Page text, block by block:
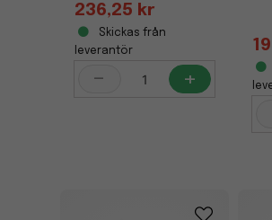
236,25 kr
Skickas från
leverantör
- +